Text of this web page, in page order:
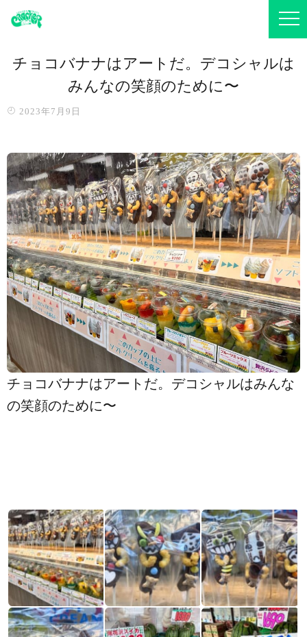
チョコバナナはアートだ。デコシャルは
みんなの笑顔のために〜️
2023年7月9日
チョコバナナはアートだ。デコシャルはみんな
の笑顔のために〜️